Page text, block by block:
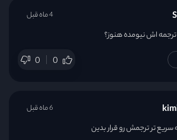
ترجمه اش نیومده هنوز؟
0 0
4 ماه قبل
سریع تر ترجمش رو قرار بدین
6 ماه قبل